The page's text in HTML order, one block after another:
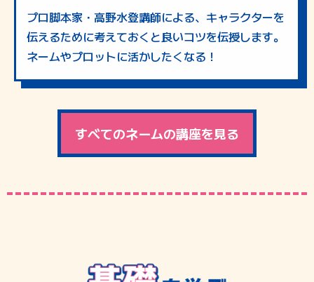
プロ脚本家・高野水登講師による、キャラクターを
伝えるために考えておくと良いコツを伝授します。
ネームやプロットに活かしたくなる！
すべてのネームの講座を見る